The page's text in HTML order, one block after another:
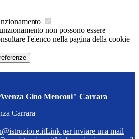
non possono essere
l'elenco nella pagina della cookie
Gino Menconi" Carrara
Carrara
Link per inviare una mail